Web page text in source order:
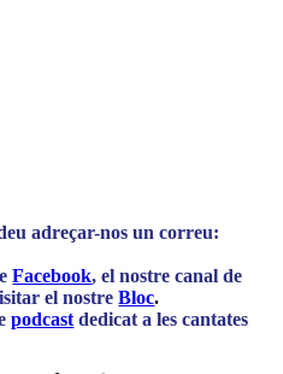
adreçar-nos un correu:
Facebook, el nostre canal de
el nostreBloc.
podcast dedicat a les cantates